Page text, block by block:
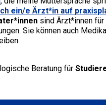
ein/e Ärzt*in auf
sind Ärzt*innen
Sie können auch
Beratung für